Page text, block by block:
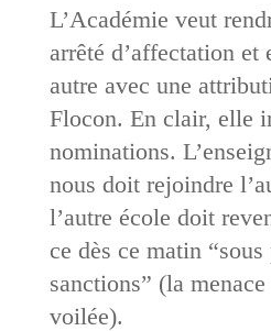
L’Académie veut
arrêté d’affectation et
autre avec une
Flocon. En clair, elle
nominations.
nous doit rejoindre
l’autre école doit
ce dès ce matin “sous
sanctions” (la menace
voilée).